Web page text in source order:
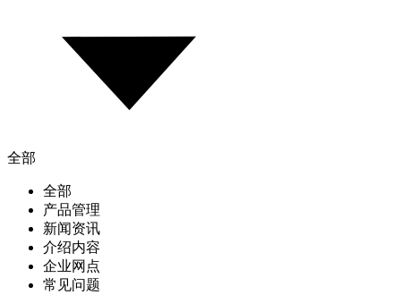
全部
全部
产品管理
新闻资讯
介绍内容
企业网点
常见问题